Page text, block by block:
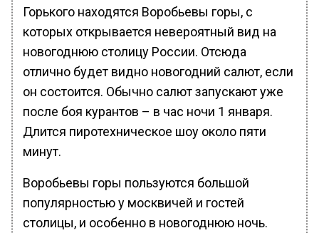
Горького находятся Воробьевы горы, с
которых открывается невероятный вид на
новогоднюю столицу России. Отсюда
отлично будет видно новогодний салют, если
он состоится. Обычно салют запускают уже
после боя курантов – в час ночи 1 января.
Длится пиротехническое шоу около пяти
минут.
Воробьевы горы пользуются большой
популярностью у москвичей и гостей
столицы, и особенно в новогоднюю ночь.